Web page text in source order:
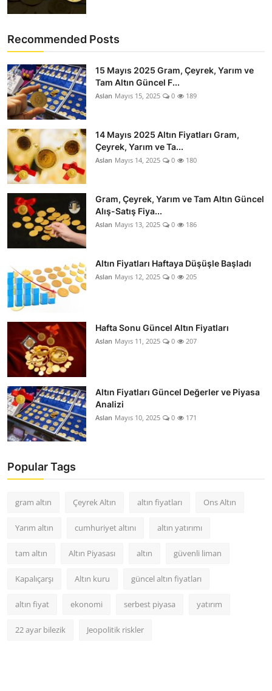
Recommended Posts
15 Mayıs 2025 Gram, Çeyrek, Yarım ve
Tam Altın Güncel F...
Aslan Mayıs 15, 2025 0 189
14 Mayıs 2025 Altın Fiyatları Gram,
Çeyrek, Yarım ve Ta...
Aslan Mayıs 14, 2025 0 180
Gram, Çeyrek, Yarım ve Tam Altın Güncel
Alış-Satış Fiya...
Aslan Mayıs 13, 2025 0 186
Altın Fiyatları Haftaya Düşüşle Başladı
Aslan Mayıs 12, 2025 0 205
Hafta Sonu Güncel Altın Fiyatları
Aslan Mayıs 11, 2025 0 207
Altın Fiyatları Güncel Değerler ve Piyasa
Analizi
Aslan Mayıs 10, 2025 0 171
Popular Tags
gram altın Çeyrek Altın altın fiyatları Ons Altın
Yarım altın cumhuriyet altını altın yatırımı
tam altın Altın Piyasası altın güvenli liman
Kapalıçarşı Altın kuru güncel altın fiyatları
altın fiyat ekonomi serbest piyasa yatırım
22 ayar bilezik Jeopolitik riskler